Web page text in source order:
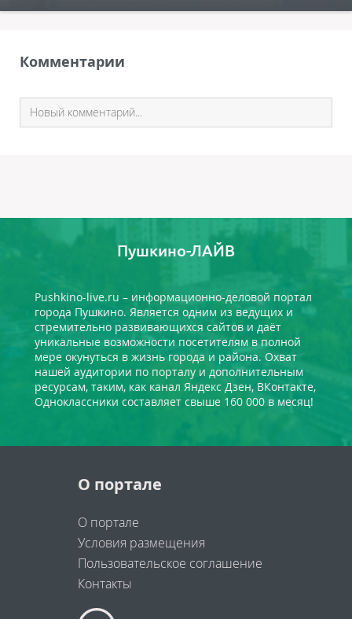
Комментарии
Пушкино-ЛАЙВ
Pushkino-live.ru – информационно-деловой портал
города Пушкино. Является одним из ведущих и
стремительно развивающихся сайтов и даёт
уникальные возможности посетителям в полной
мере окунуться в жизнь города и района. Охват
нашей аудитории по порталу и дополнительным
ресурсам, таким, как канал Яндекс Дзен, ВКонтакте,
Одноклассники составляет свыше 160 000 в месяц!
О портале
О портале
Условия размещения
Пользовательское соглашение
Контакты